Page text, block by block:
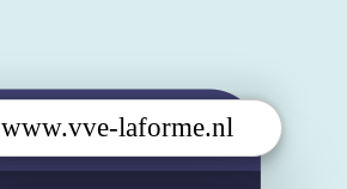
www.vve-laforme.nl